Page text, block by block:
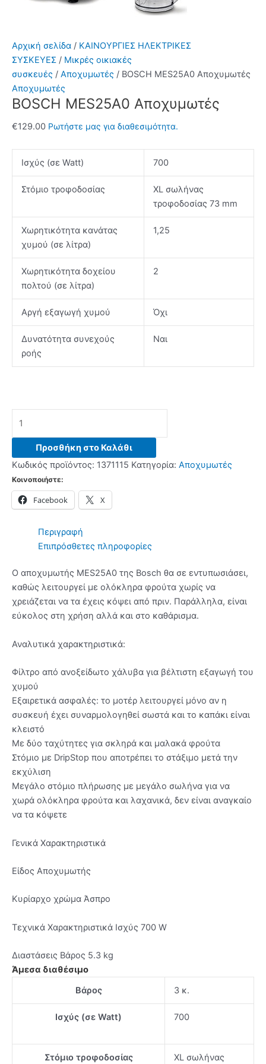
Αρχική σελίδα / ΚΑΙΝΟΥΡΓΙΕΣ ΗΛΕΚΤΡΙΚΕΣ
ΣΥΣΚΕΥΕΣ / Μικρές οικιακές
συσκευές / Αποχυμωτές / BOSCH MES25A0 Αποχυμωτές
Αποχυμωτές
BOSCH MES25A0 Αποχυμωτές
€129.00 Ρωτήστε μας για διαθεσιμότητα.
Ισχύς (σε Watt) 700
Στόμιο τροφοδοσίας
XL σωλήνας
τροφοδοσίας 73 mm
Χωρητικότητα κανάτας
χυμού (σε λίτρα)
1,25
Χωρητικότητα δοχείου
πολτού (σε λίτρα)
2
Αργή εξαγωγή χυμού Όχι
Δυνατότητα συνεχούς
ροής
Ναι
MES25A0
Αποχυμωτές
ποσότητα
Προσθήκη στο Καλάθι
Κωδικός προϊόντος: 1371115 Κατηγορία: Αποχυμωτές
Κοινοποιήστε:
Facebook X
Περιγραφή
Επιπρόσθετες πληροφορίες
Ο αποχυμωτής MES25A0 της Bosch θα σε εντυπωσιάσει,
καθώς λειτουργεί με ολόκληρα φρούτα χωρίς να
χρειάζεται να τα έχεις κόψει από πριν. Παράλληλα, είναι
εύκολος στη χρήση αλλά και στο καθάρισμα.
Αναλυτικά χαρακτηριστικά:
Φίλτρο από ανοξείδωτο χάλυβα για βέλτιστη εξαγωγή του
χυμού
Εξαιρετικά ασφαλές: το μοτέρ λειτουργεί μόνο αν η
συσκευή έχει συναρμολογηθεί σωστά και το καπάκι είναι
κλειστό
Με δύο ταχύτητες για σκληρά και μαλακά φρούτα
Στόμιο με DripStop που αποτρέπει το στάξιμο μετά την
εκχύλιση
Μεγάλο στόμιο πλήρωσης με μεγάλο σωλήνα για να
χωρά ολόκληρα φρούτα και λαχανικά, δεν είναι αναγκαίο
να τα κόψετε
Γενικά Χαρακτηριστικά
Είδος Αποχυμωτής
Κυρίαρχο χρώμα Άσπρο
Τεχνικά Χαρακτηριστικά Ισχύς 700 W
Διαστάσεις Βάρος 5.3 kg
Άμεσα διαθέσιμο
Βάρος
3 κ.
Ισχύς (σε Watt) 700
Στόμιο τροφοδοσίας XL σωλήνας